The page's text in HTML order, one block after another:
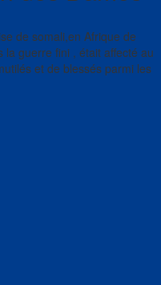
de somali,en Afrique de
la guerre fini , était affecté au
et de blessés parmi les